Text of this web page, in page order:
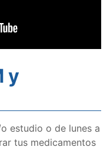
y
estudio o de lunes a
tus medicamentos